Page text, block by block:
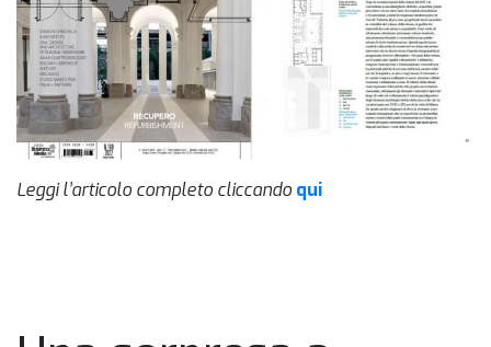
Leggi l’articolo completo cliccando qui